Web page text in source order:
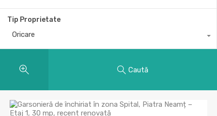
Tip Proprietate
Oricare
Caută